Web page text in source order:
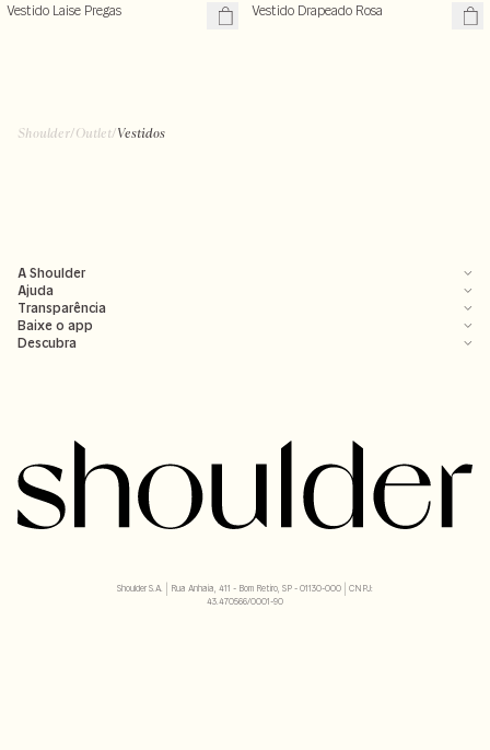
Vestido Laise Pregas Vestido Drapeado Rosa
Shoulder/Outlet/Vestidos
A Shoulder
Ajuda
Transparência
Baixe o app
Descubra
Shoulder S.A. | Rua Anhaia, 411 - Bom Retiro, SP - 01130-000 | CNPJ:
43.470566/0001-90